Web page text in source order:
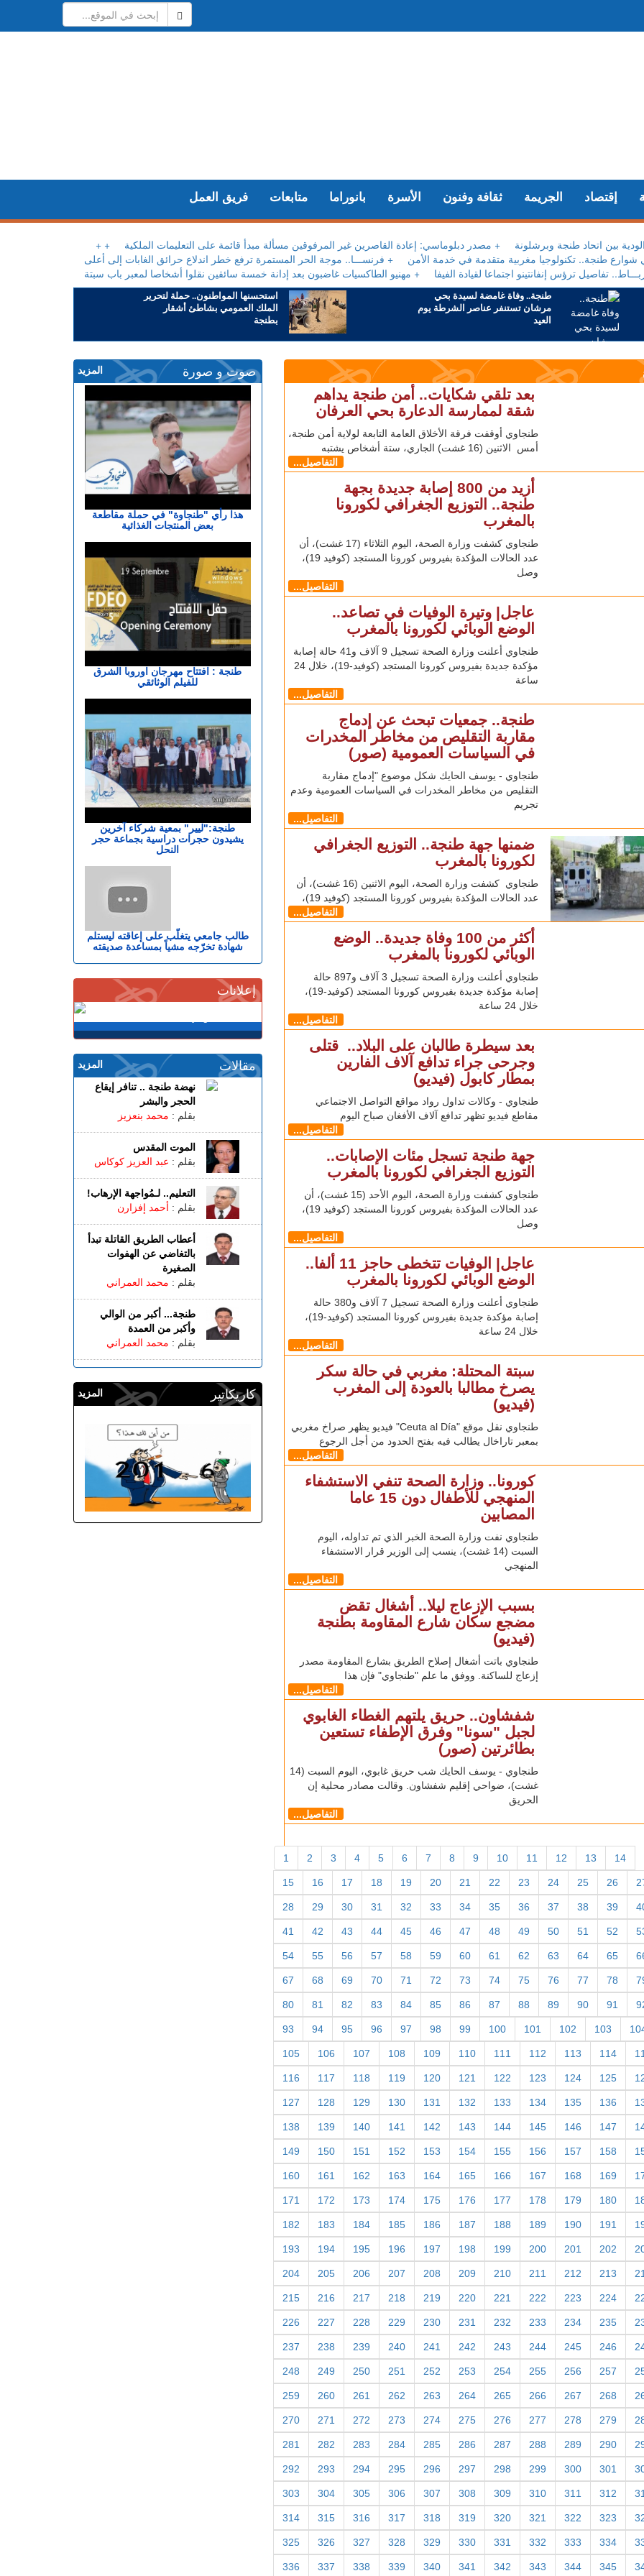
فريق العمل متابعات بانوراما الأسرة ثقافة وفنون الجريمة إقتصاد
الودية بين اتحاد طنجة وبرشلونة + مصدر دبلوماسي: إعادة القاصرين غير المرفوقين مسألة مبدأ قائمة على التعليمات الملكية
+
شوارع طنجة.. تكنولوجيا مغربية متقدمة في خدمة الأمن
+ فرنســـا.. موجة الحر المستمرة ترفع خطر اندلاع حرائق الغابات إلى أعلى
تفاصيل ترؤس إنفانتينو اجتماعا لقيادة الفيفا + مهنيو الطاكسيات غاضبون بعد إدانة خمسة سائقين نقلوا أشخاصا لمعبر باب سبتة
استحسنها المواطنون.. حملة لتحرير
الملك العمومي بشاطئ أشقار
بطنجة
طنجة.. وفاة غامضة لسيدة بحي
مرشان تستنفر عناصر الشرطة يوم
العيد
بعد تلقي شكايات.. أمن طنجة يداهم
شقة لممارسة الدعارة بحي العرفان
طنجاوي أوقفت فرقة الأخلاق العامة التابعة لولاية أمن طنجة،
أمس الاثنين (16 غشت) الجاري، ستة أشخاص يشتبه
التفاصيل...
أزيد من 800 إصابة جديدة بجهة
طنجة.. التوزيع الجغرافي لكورونا
بالمغرب
طنجاوي كشفت وزارة الصحة، اليوم الثلاثاء (17 غشت)، أن
عدد الحالات المؤكدة بفيروس كورونا المستجد (كوفيد 19)،
وصل
التفاصيل...
عاجل| وتيرة الوفيات في تصاعد..
الوضع الوبائي لكورونا بالمغرب
طنجاوي أعلنت وزارة الصحة تسجيل 9 آلاف و41 حالة إصابة
مؤكدة جديدة بفيروس كورونا المستجد (كوفيد-19)، خلال 24
ساعة
التفاصيل...
طنجة.. جمعيات تبحث عن إدماج
مقاربة التقليص من مخاطر المخدرات
في السياسات العمومية (صور)
طنجاوي - يوسف الحايك شكل موضوع "إدماج مقاربة
التقليص من مخاطر المخدرات في السياسات العمومية وعدم
تجريم
التفاصيل...
ضمنها جهة طنجة.. التوزيع الجغرافي
لكورونا بالمغرب
طنجاوي كشفت وزارة الصحة، اليوم الاثنين (16 غشت)، أن
عدد الحالات المؤكدة بفيروس كورونا المستجد (كوفيد 19)،
التفاصيل...
أكثر من 100 وفاة جديدة.. الوضع
الوبائي لكورونا بالمغرب
طنجاوي أعلنت وزارة الصحة تسجيل 3 آلاف و897 حالة
إصابة مؤكدة جديدة بفيروس كورونا المستجد (كوفيد-19)،
خلال 24 ساعة
التفاصيل...
بعد سيطرة طالبان على البلاد.. قتلى
وجرحى جراء تدافع آلاف الفارين
بمطار كابول (فيديو)
طنجاوي - وكالات تداول رواد مواقع التواصل الاجتماعي
مقاطع فيديو تظهر تدافع آلاف الأفغان صباح اليوم
التفاصيل...
جهة طنجة تسجل مئات الإصابات..
التوزيع الجغرافي لكورونا بالمغرب
طنجاوي كشفت وزارة الصحة، اليوم الأحد (15 غشت)، أن
عدد الحالات المؤكدة بفيروس كورونا المستجد (كوفيد 19)،
وصل
التفاصيل...
عاجل| الوفيات تتخطى حاجز 11 ألفا..
الوضع الوبائي لكورونا بالمغرب
طنجاوي أعلنت وزارة الصحة تسجيل 7 آلاف و380 حالة
إصابة مؤكدة جديدة بفيروس كورونا المستجد (كوفيد-19)،
خلال 24 ساعة
التفاصيل...
سبتة المحتلة: مغربي في حالة سكر
يصرخ مطالبا بالعودة إلى المغرب
(فيديو)
طنجاوي نقل موقع "Ceuta al Día" فيديو يظهر صراخ مغربي
بمعبر تاراخال يطالب فيه بفتح الحدود من أجل الرجوع
التفاصيل...
كورونا.. وزارة الصحة تنفي الاستشفاء
المنهجي للأطفال دون 15 عاما
المصابين
طنجاوي نفت وزارة الصحة الخبر الذي تم تداوله، اليوم
السبت (14 غشت)، ينسب إلى الوزير قرار الاستشفاء
المنهجي
التفاصيل...
بسبب الإزعاج ليلا.. أشغال تقض
مضجع سكان شارع المقاومة بطنجة
(فيديو)
طنجاوي باتت أشغال إصلاح الطريق بشارع المقاومة مصدر
إزعاج للساكنة. ووفق ما علم "طنجاوي" فإن هذا
التفاصيل...
شفشاون.. حريق يلتهم الغطاء الغابوي
لجبل "سونا" وفرق الإطفاء تستعين
بطائرتين (صور)
طنجاوي - يوسف الحايك شب حريق غابوي، اليوم السبت (14
غشت)، ضواحي إقليم شفشاون. وقالت مصادر محلية إن
الحريق
التفاصيل...
1 2 3 4 5 6 7 8 9 10 11 12 13 14
15 16 17 18 19 20 21 22 23 24 25 26
28 29 30 31 32 33 34 35 36 37 38 39
41 42 43 44 45 46 47 48 49 50 51 52
54 55 56 57 58 59 60 61 62 63 64 65
67 68 69 70 71 72 73 74 75 76 77 78
80 81 82 83 84 85 86 87 88 89 90 91
93 94 95 96 97 98 99 100 101 102 103
105 106 107 108 109 110 111 112 113 114
116 117 118 119 120 121 122 123 124 125
127 128 129 130 131 132 133 134 135 136
138 139 140 141 142 143 144 145 146 147
149 150 151 152 153 154 155 156 157 158
160 161 162 163 164 165 166 167 168 169
171 172 173 174 175 176 177 178 179 180
182 183 184 185 186 187 188 189 190 191
193 194 195 196 197 198 199 200 201 202
204 205 206 207 208 209 210 211 212 213
215 216 217 218 219 220 221 222 223 224
226 227 228 229 230 231 232 233 234 235
237 238 239 240 241 242 243 244 245 246
248 249 250 251 252 253 254 255 256 257
259 260 261 262 263 264 265 266 267 268
270 271 272 273 274 275 276 277 278 279
281 282 283 284 285 286 287 288 289 290
292 293 294 295 296 297 298 299 300 301
303 304 305 306 307 308 309 310 311 312
314 315 316 317 318 319 320 321 322 323
325 326 327 328 329 330 331 332 333 334
336 337 338 339 340 341 342 343 344 345
المزيد صوت و صورة
هذا رأي "طنجاوة" في حملة مقاطعة
بعض المنتجات الغذائية
طنجة : افتتاح مهرجان اوروبا الشرق
للفيلم الوثائقي
طنجة:"ليير" بمعية شركاء آخرين
يشيدون حجرات دراسية بجماعة حجر
النحل
طالب جامعي يتغلّب على إعاقته ليستلم
شهادة تخرّجه مشياً بمساعدة صديقته
إعلانات
المزيد مقالات
نهضة طنجة .. تنافر إيقاع
الحجر والبشر
بقلم : محمد بنعزيز
الموت المقدس
بقلم : عبد العزيز كوكاس
التعليم.. لـمُواجهة الإرهاب!
بقلم : أحمد إفزارن
أعطاب الطريق القاتلة تبدأ
بالتغاضي عن الهفوات
الصغيرة
بقلم : محمد العمراني
طنجة... أكبر من الوالي
وأكبر من العمدة
بقلم : محمد العمراني
المزيد كاريكاتير